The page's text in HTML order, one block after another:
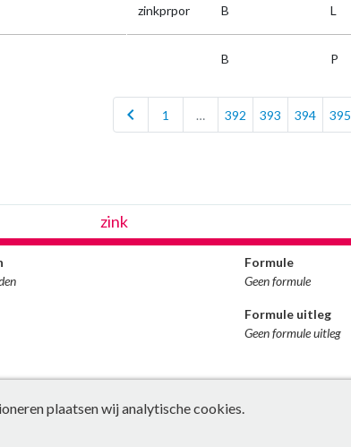
zinkprpor B L
B P
chevron_left 1 … 392 393 394 395
zink
Formule
Geen formule
Formule uitleg
Geen formule uitleg
plaatsen wij analytische cookies.